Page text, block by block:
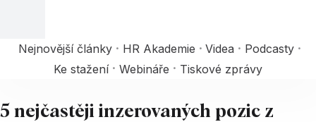
Nejnovější články HR Akademie Videa
Podcasty
Ke stažení
Webináře Tiskové zprávy
5 nejčastěji inzerovaných pozic z